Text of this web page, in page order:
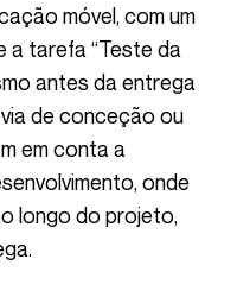
móvel, com um
a tarefa “Teste da
antes da entrega
de conceção ou
em conta a
onde
longo do projeto,